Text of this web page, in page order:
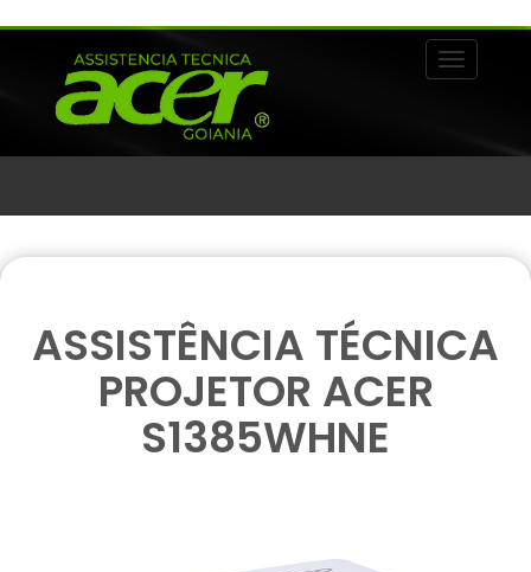
Alternar
ASSISTÊNCIA TÉCNICA
PROJETOR ACER
S1385WHNE